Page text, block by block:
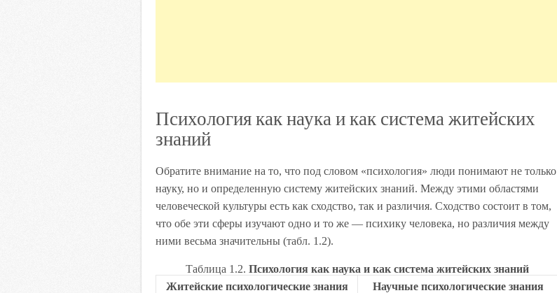
Психология как наука и как система житейских
знаний
Обратите внимание на то, что под словом «психология» люди понимают не только
науку, но и определенную систему житейских знаний. Между этими областями
человеческой культуры есть как сходство, так и различия. Сходство состоит в том,
что обе эти сферы изучают одно и то же — психику человека, но различия между
ними весьма значительны (табл. 1.2).
Таблица 1.2. Психология как наука и как система житейских знаний
Житейские психологические знания
Научные психологические знания